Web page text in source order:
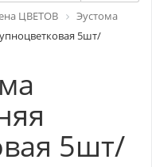
ЦВЕТОВ
Эустома
5шт/
5шт/